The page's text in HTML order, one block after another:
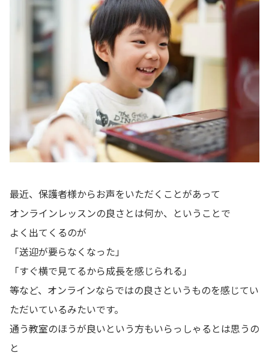
最近、保護者様からお声をいただくことがあって
オンラインレッスンの良さとは何か、ということで
よく出てくるのが
「送迎が要らなくなった」
「すぐ横で見てるから成長を感じられる」
等など、オンラインならではの良さというものを感じてい
ただいているみたいです。
通う教室のほうが良いという方もいらっしゃるとは思うの
と